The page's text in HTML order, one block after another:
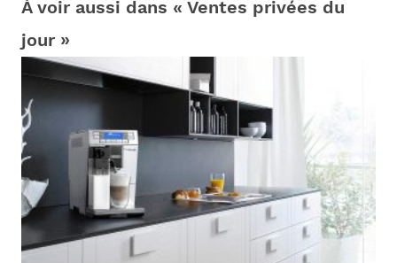
À voir aussi dans « Ventes privées du
jour »